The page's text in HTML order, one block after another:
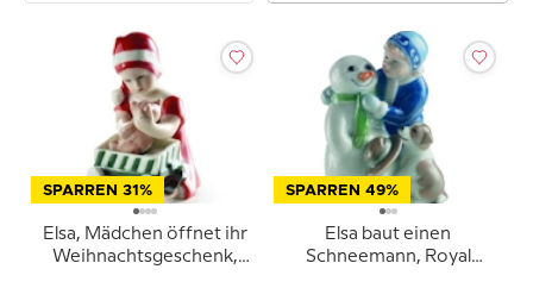
SPARREN 31%
Elsa, Mädchen öffnet ihr
Weihnachtsgeschenk,
SPARREN 49%
Elsa baut einen
Schneemann, Royal